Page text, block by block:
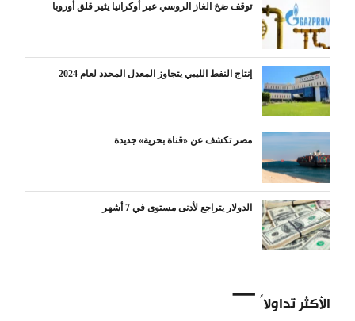
توقف ضخ الغاز الروسي عبر أوكرانيا يثير قلق أوروبا
إنتاج النفط الليبي يتجاوز المعدل المحدد لعام 2024
مصر تكشف عن «قناة بحرية» جديدة
الدولار يتراجع لأدنى مستوى في 7 أشهر
الأكثر تداولاً